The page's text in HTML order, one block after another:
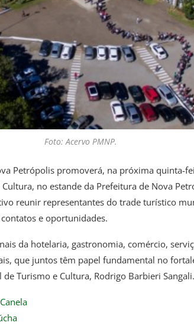
Foto: Acervo PMNP.
Petrópolis promoverá, na próxima quinta-
no estande da Prefeitura de Nova
reunir representantes do trade turístico
e oportunidades.
da hotelaria, gastronomia, comércio,
que juntos têm papel fundamental no
Turismo e Cultura, Rodrigo Barbieri Sangali.